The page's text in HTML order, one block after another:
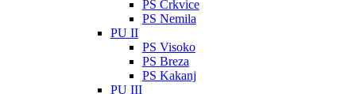
PS Crkvice
PS Nemila
PU II
PS Visoko
PS Breza
PS Kakanj
PU III